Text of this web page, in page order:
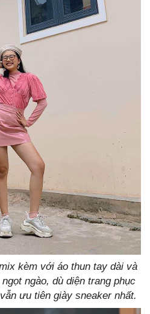
kèm với áo thun tay dài và
ngào, dù diện trang phục
ưu tiên giày sneaker nhất.